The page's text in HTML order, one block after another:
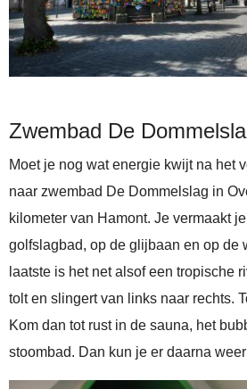
Zwembad De
Moet je nog wat energie kwijt na het
naar zwembad De Dommelslag in
kilometer van Hamont. Je vermaakt
golfslagbad, op de glijbaan en op de
laatste is het net alsof een tropische
tolt en slingert van links naar rechts.
Kom dan tot rust in de sauna, het
stoombad. Dan kun je er daarna